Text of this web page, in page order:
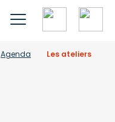
Agenda
Les ateliers